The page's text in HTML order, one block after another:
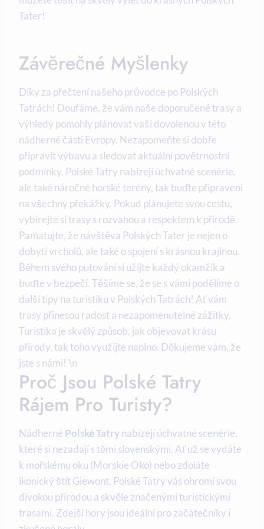
Tater!
Závěrečné Myšlenky
Díky za přečtení našeho průvodce po Polských
Tatrách! Doufáme, že vám naše doporučené trasy a
výhledy pomohly plánovat vaši dovolenou v této
nádherné části Evropy. Nezapomeňte si dobře
připravit výbavu a sledovat aktuální povětrnostní
podmínky. Polské Tatry nabízejí úchvatné scenérie,
ale také náročné horské terény, tak buďte připraveni
na všechny překážky. Pokud plánujete svou cestu,
vybírejte si trasy s rozvahou a respektem k přírodě.
Pamatujte, že návštěva Polských Tater je nejen o
dobytí vrcholů, ale také o spojení s krásnou krajinou.
Během svého putování si užijte každý okamžik a
buďte v bezpečí. Těšíme se, že se s vámi podělíme o
další tipy na turistiku v Polských Tatrách! Ať vám
trasy přinesou radost a nezapomenutelné zážitky.
Turistika je skvělý způsob, jak objevovat krásu
přírody, tak toho využijte naplno. Děkujeme vám, že
jste s námi! \n
Proč Jsou Polské Tatry
Rájem Pro Turisty?
Nádherné Polské Tatrynabízejí úchvatné scenérie,
které si nezadají s těmi slovenskými. Ať už se vydáte
k mořskému oku (Morskie Oko) nebo zdoláte
ikonický štít Giewont, Polské Tatry vás ohromí svou
divokou přírodou a skvěle značenými turistickými
trasami. Zdejší hory jsou ideální pro začátečníky i